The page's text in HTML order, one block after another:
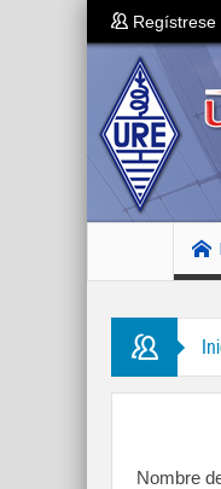
Regístrese
Nombre